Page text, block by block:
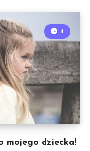
mojego dziecka!
4